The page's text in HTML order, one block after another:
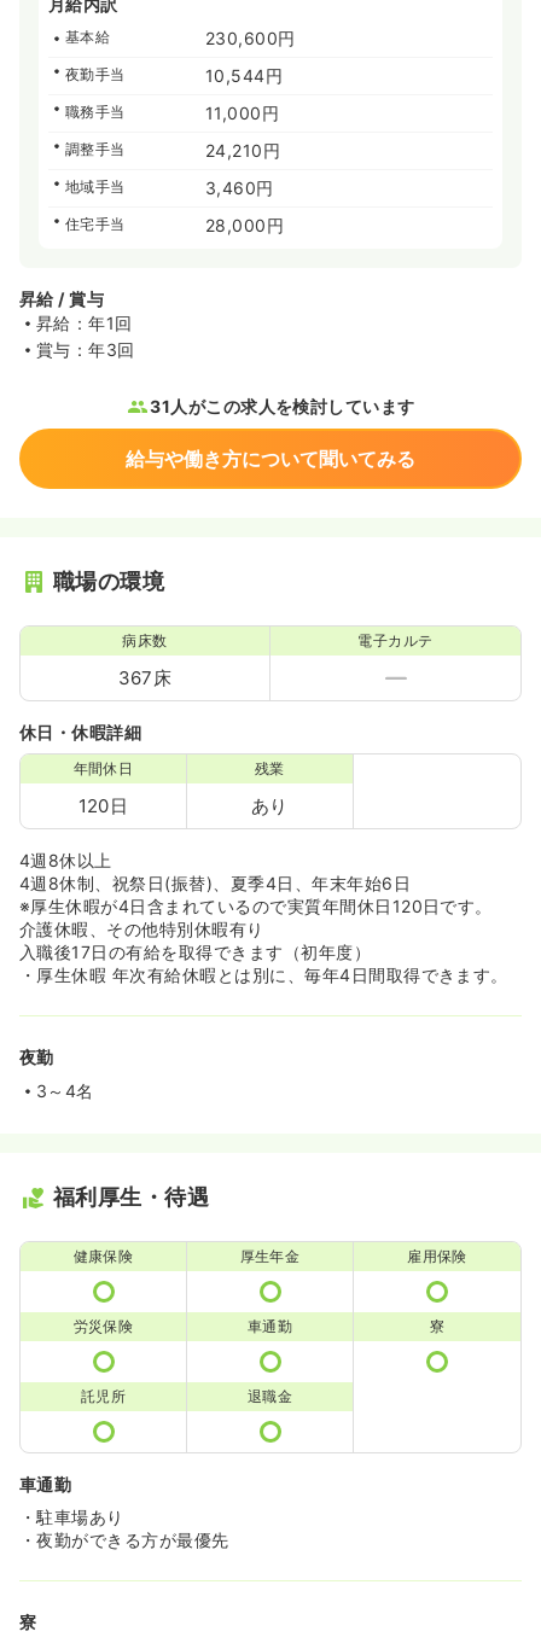
月給内訳
基本給 230,600円
夜勤手当 10,544円
職務手当 11,000円
調整手当 24,210円
地域手当 3,460円
住宅手当 28,000円
昇給 / 賞与
昇給：年1回
賞与：年3回
31人がこの求人を検討しています
給与や働き方について聞いてみる
職場の環境
病床数
367床
電子カルテ
休日・休暇詳細
年間休日
120日
残業
あり
4週8休以上
4週8休制、祝祭日(振替)、夏季4日、年末年始6日
※厚生休暇が4日含まれているので実質年間休日120日です。
介護休暇、その他特別休暇有り
入職後17日の有給を取得できます（初年度）
・厚生休暇 年次有給休暇とは別に、毎年4日間取得できます。
夜勤
3～4名
福利厚生・待遇
健康保険 厚生年金 雇用保険
労災保険 車通勤 寮
託児所 退職金
車通勤
・駐車場あり
・夜勤ができる方が最優先
寮